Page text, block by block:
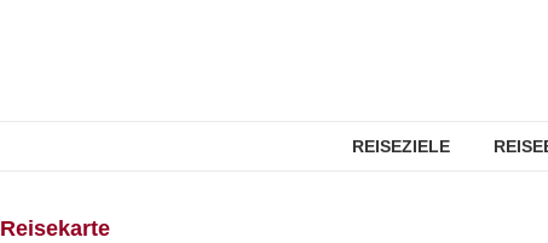
REISEZIELE
Reisekarte